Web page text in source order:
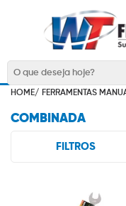
HOME/ FERRAMENTAS
COMBINADA
FILTROS